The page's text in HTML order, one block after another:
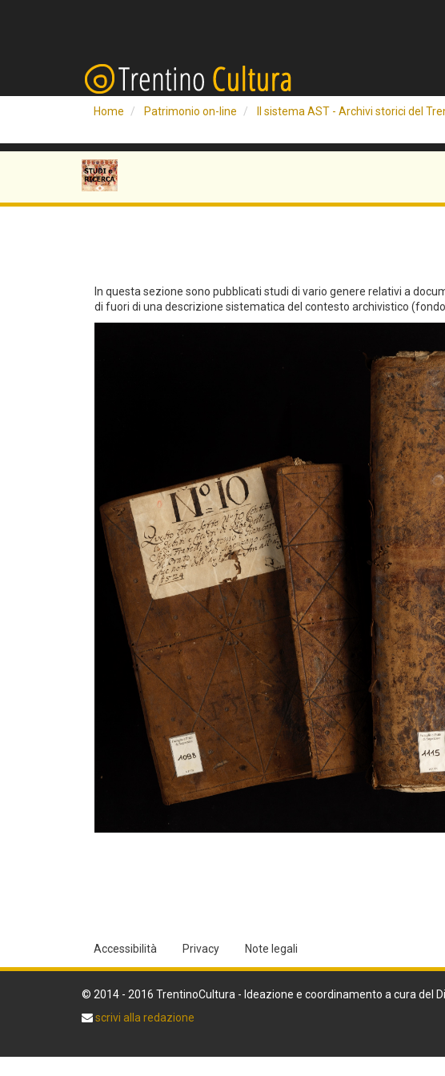
Home Patrimonio on-line Il sistema AST - Archivi storici del
In questa sezione sono pubblicati studi di vario genere relativi a
di fuori di una descrizione sistematica del contesto archivistico
Accessibilità Privacy Note legali
© 2014 - 2016 TrentinoCultura - Ideazione e coordinamento a cura del
scrivi alla redazione